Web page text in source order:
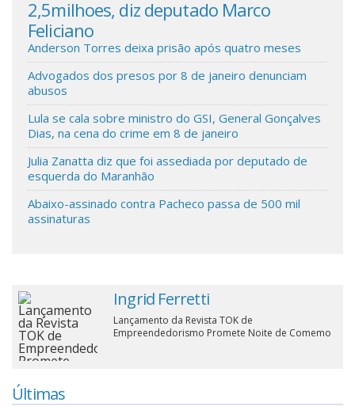
Cinema
Agenda Cultural
Anuncie
Fale Conosco
2,5milhoes, diz deputado Marco
Feliciano
Anderson Torres deixa prisão após quatro meses
Advogados dos presos por 8 de janeiro denunciam
abusos
Lula se cala sobre ministro do GSI, General Gonçalves
Dias, na cena do crime em 8 de janeiro
Julia Zanatta diz que foi assediada por deputado de
esquerda do Maranhão
Abaixo-assinado contra Pacheco passa de 500 mil
assinaturas
Ingrid Ferretti
Lançamento da Revista TOK de
Empreendedorismo Promete Noite de Comemo
Últimas